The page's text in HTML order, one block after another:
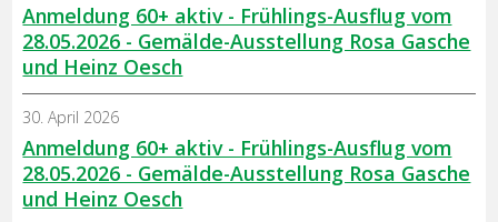
Anmeldung 60+ aktiv - Frühlings-Ausflug vom
28.05.2026 - Gemälde-Ausstellung Rosa Gasche
und Heinz Oesch
Anmeldung 60+ aktiv - Frühlings-Ausflug vom
28.05.2026 - Gemälde-Ausstellung Rosa Gasche
und Heinz Oesch
30. April 2026